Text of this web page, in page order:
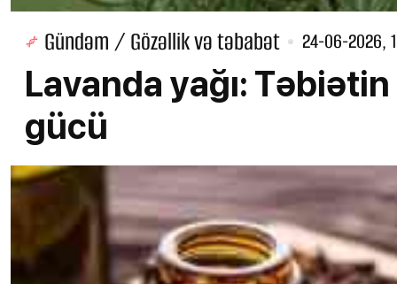
Gündəm / Gözəllik və təbabət 24-06-2026,
Lavanda yağı:
gücü